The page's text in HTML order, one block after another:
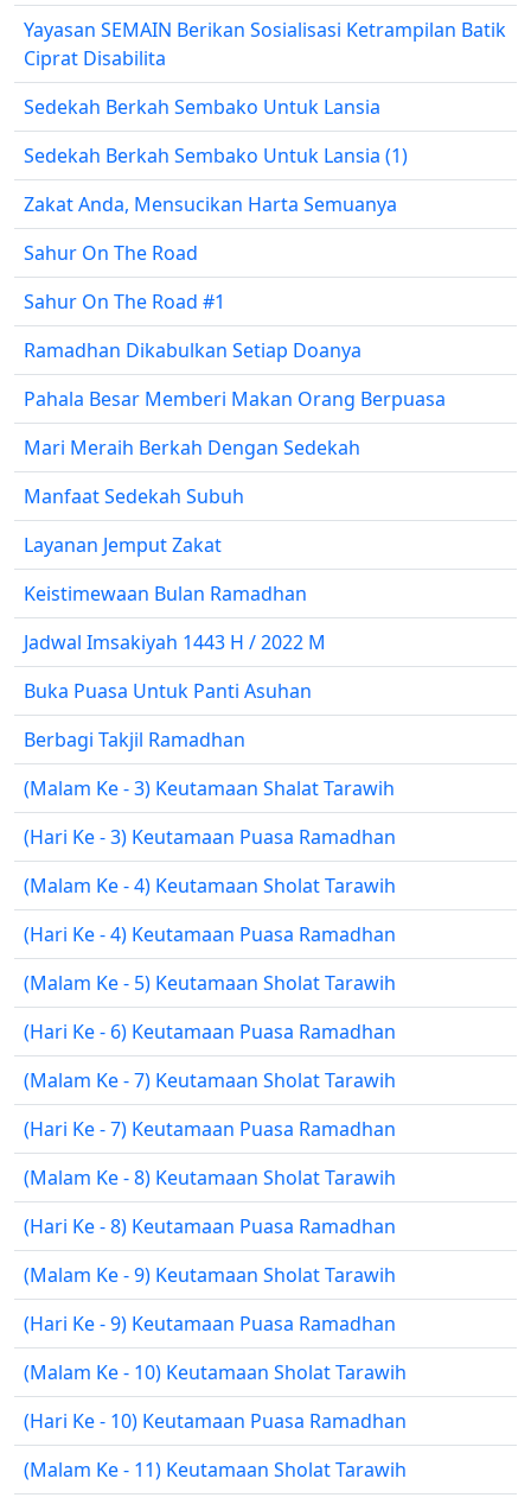
Yayasan SEMAIN Berikan Sosialisasi Ketrampilan Batik
Ciprat Disabilita
Sedekah Berkah Sembako Untuk Lansia
Sedekah Berkah Sembako Untuk Lansia (1)
Zakat Anda, Mensucikan Harta Semuanya
Sahur On The Road
Sahur On The Road #1
Ramadhan Dikabulkan Setiap Doanya
Pahala Besar Memberi Makan Orang Berpuasa
Mari Meraih Berkah Dengan Sedekah
Manfaat Sedekah Subuh
Layanan Jemput Zakat
Keistimewaan Bulan Ramadhan
Jadwal Imsakiyah 1443 H / 2022 M
Buka Puasa Untuk Panti Asuhan
Berbagi Takjil Ramadhan
(Malam Ke - 3) Keutamaan Shalat Tarawih
(Hari Ke - 3) Keutamaan Puasa Ramadhan
(Malam Ke - 4) Keutamaan Sholat Tarawih
(Hari Ke - 4) Keutamaan Puasa Ramadhan
(Malam Ke - 5) Keutamaan Sholat Tarawih
(Hari Ke - 6) Keutamaan Puasa Ramadhan
(Malam Ke - 7) Keutamaan Sholat Tarawih
(Hari Ke - 7) Keutamaan Puasa Ramadhan
(Malam Ke - 8) Keutamaan Sholat Tarawih
(Hari Ke - 8) Keutamaan Puasa Ramadhan
(Malam Ke - 9) Keutamaan Sholat Tarawih
(Hari Ke - 9) Keutamaan Puasa Ramadhan
(Malam Ke - 10) Keutamaan Sholat Tarawih
(Hari Ke - 10) Keutamaan Puasa Ramadhan
(Malam Ke - 11) Keutamaan Sholat Tarawih